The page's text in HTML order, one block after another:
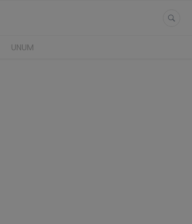
UNUM